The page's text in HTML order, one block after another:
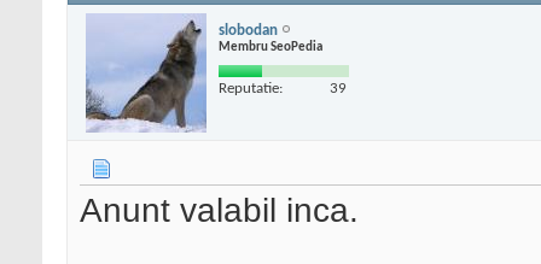
slobodan
Membru SeoPedia
Reputatie: 39
Anunt valabil inca.